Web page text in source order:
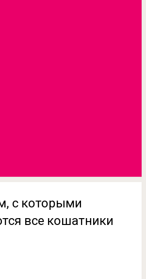
с которыми
все кошатники